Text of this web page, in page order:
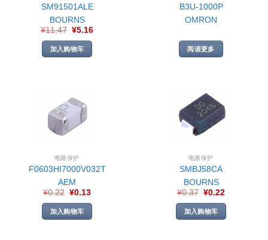
SM91501ALE
BOURNS
¥11.47 ¥5.16
加入购物车
B3U-1000P
OMRON
阅读更多
电路保护
F0603HI7000V032T
AEM
¥0.22 ¥0.13
加入购物车
电路保护
SMBJ58CA
BOURNS
¥0.37 ¥0.22
加入购物车